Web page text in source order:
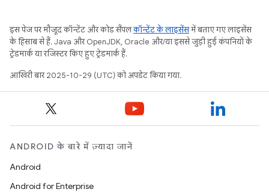
इस पेज पर मौजूद कॉन्टेंट और कोड सैंपलकॉन्टेंट के लाइसेंसमें बताए गए लाइसेंस
के हिसाब से हैं. Java और OpenJDK, Oracle और/या इससे जुड़ी हुई कंपनियों के
ट्रेडमार्क या रजिस्टर किए हुए ट्रेडमार्क हैं.
आखिरी बार 2025-10-29 (UTC) को अपडेट किया गया.
ANDROID के बारे में ज़्यादा जानें
Android
Android for Enterprise